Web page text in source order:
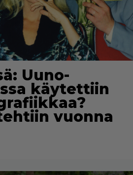
Uuno-
käytettiin
vuonna